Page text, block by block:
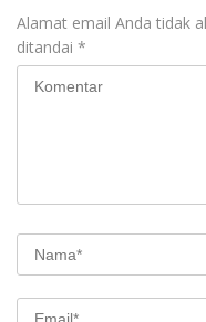
Alamat email Anda tidak
ditandai *